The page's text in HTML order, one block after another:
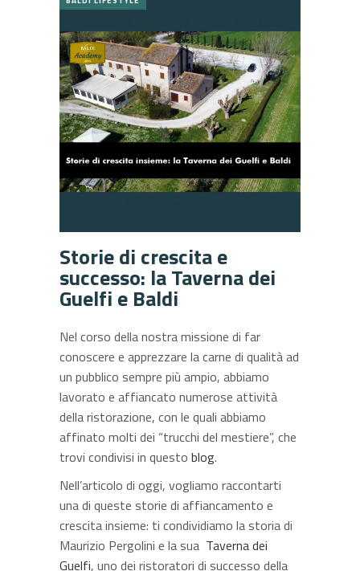
Storie di crescita e
successo: la Taverna dei
Guelfi e Baldi
Nel corso della nostra missione di far
conoscere e apprezzare la carne di qualità ad
un pubblico sempre più ampio, abbiamo
lavorato e affiancato numerose attività
della ristorazione, con le quali abbiamo
affinato molti dei “trucchi del mestiere”, che
trovi condivisi in questo blog.
Nell’articolo di oggi, vogliamo raccontarti
una di queste storie di affiancamento e
crescita insieme: ti condividiamo la storia di
Maurizio Pergolini e la sua Taverna dei
Guelfi, uno dei ristoratori di successo della